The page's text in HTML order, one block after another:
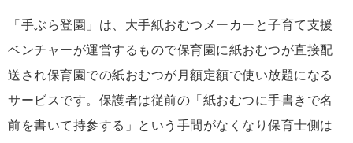
「手ぶら登園」は、大手紙おむつメーカーと子育て支援
ベンチャーが運営するもので保育園に紙おむつが直接配
送され保育園での紙おむつが月額定額で使い放題になる
サービスです。保護者は従前の「紙おむつに手書きで名
前を書いて持参する」という手間がなくなり保育士側は